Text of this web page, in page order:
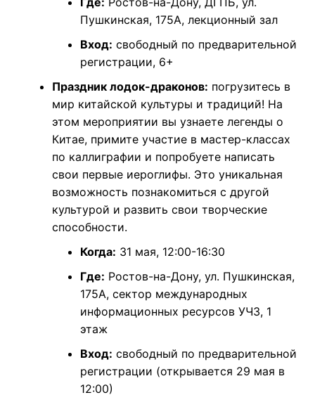
Пушкинская, 175А, лекционный зал
Вход: свободный по предварительной
регистрации, 6+
Праздник лодок-драконов: погрузитесь в
мир китайской культуры и традиций! На
этом мероприятии вы узнаете легенды о
Китае, примите участие в мастер-классах
по каллиграфии и попробуете написать
свои первые иероглифы. Это уникальная
возможность познакомиться с другой
культурой и развить свои творческие
способности.
Когда: 31 мая, 12:00-16:30
Где: Ростов-на-Дону, ул. Пушкинская,
175А, сектор международных
информационных ресурсов УЧЗ, 1
этаж
Вход: свободный по предварительной
регистрации (открывается 29 мая в
12:00)